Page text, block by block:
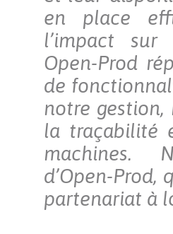
en place
l’impact sur
Open-Prod
de
notre
la traçabilité
machines.
d’Open-Prod,
partenariat à